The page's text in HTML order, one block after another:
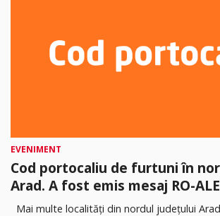
EVENIMENT
Cod portocaliu de furtuni în
Arad. A fost emis mesaj RO-
Mai multe localități din nordul județului